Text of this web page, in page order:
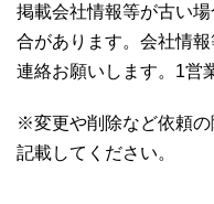
掲載会社情報等が古い
合があります。会社情
連絡お願いします。1営
※変更や削除など依頼
記載してください。